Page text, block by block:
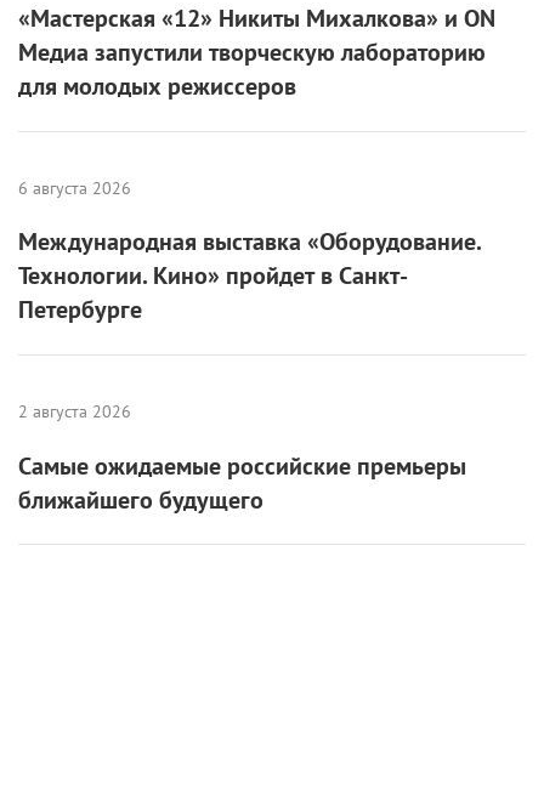
«Мастерская «12» Никиты Михалкова» и ON
Медиа запустили творческую лабораторию
для молодых режиссеров
6 августа 2026
Международная выставка «Оборудование.
Технологии. Кино» пройдет в Санкт-
Петербурге
2 августа 2026
Самые ожидаемые российские премьеры
ближайшего будущего